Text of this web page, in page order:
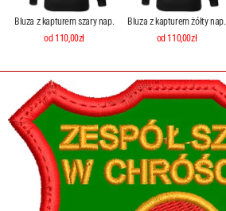
Bluza z kapturem szary nap.
od 110,00zł
Bluza z kapturem żółty nap.
od 110,00zł